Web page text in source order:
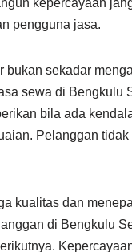
kepercayaan
pengguna jasa.
bukan sekadar
sewa di Bengkulu
bila ada
Pelanggan tidak
kualitas dan
di Bengkulu